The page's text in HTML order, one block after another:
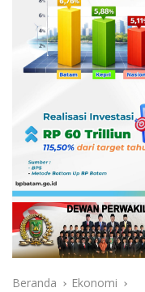
Beranda Ekonomi